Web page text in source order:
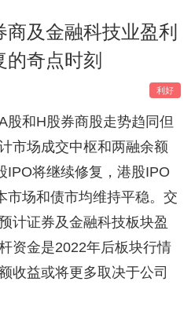
及金融科技业盈利
的奇点时刻
利好
股和H股券商股走势趋同但
市场成交中枢和两融余额
IPO将继续修复，港股IPO
市场和债市均维持平稳。交
计证券及金融科技板块盈
资金是2022年后板块行情
收益或将更多取决于公司